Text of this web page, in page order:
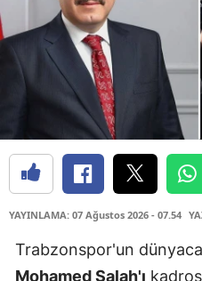
YAYINLAMA: 07 Ağustos 2026 - 07.54
Trabzonspor'un
Mohamed Salah'ı